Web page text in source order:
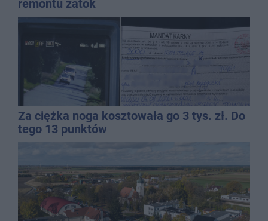
remontu zatok
Za ciężka noga kosztowała go 3 tys. zł. Do
tego 13 punktów